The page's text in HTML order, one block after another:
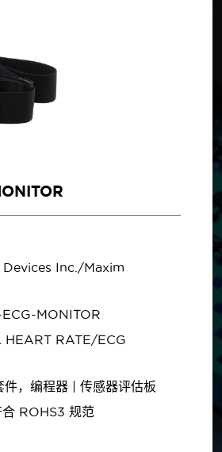
Inc./Maxim
MONITOR
HEART RATE/ECG
件，编程器 | 传感器评估板
合 ROHS3 规范